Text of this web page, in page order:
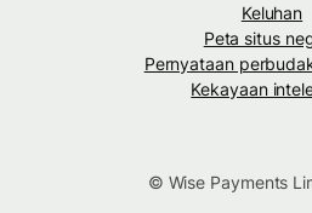
Keluhan
Peta situs
Pernyataan
Kekayaan
© Wise Payments